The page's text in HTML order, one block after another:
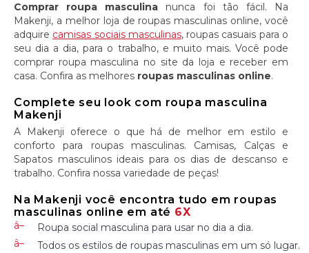
Comprar roupa masculina nunca foi tão fácil. Na
Makenji, a melhor loja de roupas masculinas online, você
adquire camisas sociais masculinas, roupas casuais para o
seu dia a dia, para o trabalho, e muito mais. Você pode
comprar roupa masculina no site da loja e receber em
casa. Confira as melhores roupas masculinas online.
Complete seu look com roupa masculina
Makenji
A Makenji oferece o que há de melhor em estilo e
conforto para roupas masculinas. Camisas, Calças e
Sapatos masculinos ideais para os dias de descanso e
trabalho. Confira nossa variedade de peças!
Na Makenji você encontra tudo em roupas
masculinas online em até 6X
Roupa social masculina para usar no dia a dia.
Todos os estilos de roupas masculinas em um só lugar.